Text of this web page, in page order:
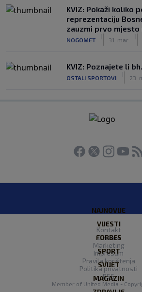
KVIZ: Pokaži koliko
reprezentaciju
zauzmi prvo mjesto
NOGOMET 31. mar.
KVIZ: Poznajete li
OSTALI SPORTOVI 23.
NAJNOVIJE
VIJESTI
FORBES
SPORT
SVIJET
MAGAZIN
Kontakt
O nama
Marketing
Impresum
Pravila korištenja
Politika privatnosti
RSS
Member of United Media -